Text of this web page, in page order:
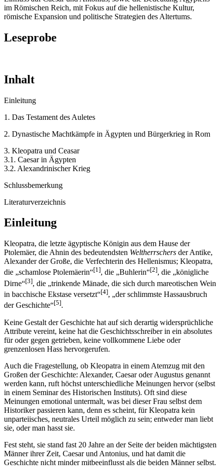
im Römischen Reich, mit Fokus auf die hellenistische Kultur,
römische Expansion und politische Strategien des Altertums.
Leseprobe
Inhalt
Einleitung
1. Das Testament des Auletes
2. Dynastische Machtkämpfe in Ägypten und Bürgerkrieg in Rom
3. Kleopatra und Ceasar
3.1. Caesar in Ägypten
3.2. Alexandrinischer Krieg
Schlussbemerkung
Literaturverzeichnis
Einleitung
Kleopatra, die letzte ägyptische Königin aus dem Hause der
Ptolemäer, die Ahnin des bedeutendsten Weltherrschers der Antike,
Alexander der Große, die Verfechterin des Hellenismus; Kleopatra,
die „schamlose Ptolemäerin“[1], die „Buhlerin“[2], die „königliche
Dirne“[3], die „trinkende Mänade, die sich durch mareotischen Wein
in bacchische Ekstase versetzt“[4], „der schlimmste Hassausbruch
der Geschichte“[5].
Keine Gestalt der Geschichte hat auf sich derartig widersprüchliche
Attribute vereint, keine hat die Geschichtsschreiber in ein absolutes
für oder gegen getrieben, keine vollkommene Liebe oder
grenzenlosen Hass hervorgerufen.
Auch die Fragestellung, ob Kleopatra in einem Atemzug mit den
Großen der Geschichte: Alexander, Caesar oder Augustus genannt
werden kann, ruft höchst unterschiedliche Meinungen hervor (selbst
in einem Seminar des Historischen Instituts). Oft sind diese
Meinungen emotional untermalt, was bei dieser Frau selbst dem
Historiker passieren kann, denn es scheint, für Kleopatra kein
unparteiisches, neutrales Urteil möglich zu sein; entweder man liebt
sie, oder man hasst sie.
Fest steht, sie stand fast 20 Jahre an der Seite der beiden mächtigsten
Männer ihrer Zeit, Caesar und Antonius, und hat damit die
Geschichte nicht minder mitbeeinflusst als die beiden Männer selbst.